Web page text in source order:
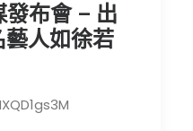
發布會 – 出
人如徐若